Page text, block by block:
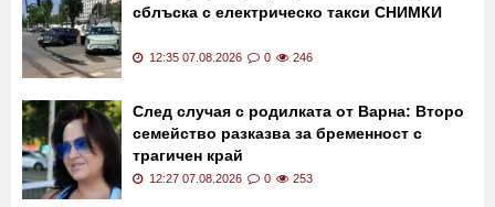
сблъска с електрическо такси СНИМКИ
12:35 07.08.2026 0 246
След случая с родилката от Варна: Второ
семейство разказва за бременност с
трагичен край
12:27 07.08.2026 0 253